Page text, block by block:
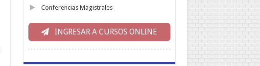
Conferencias Magistrales
INGRESAR A CURSOS ONLINE